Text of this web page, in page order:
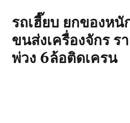
รถเฮี๊ยบ ยกของห
ขนส่งเครื่องจักร ร
พ่วง 6ล้อติดเครน